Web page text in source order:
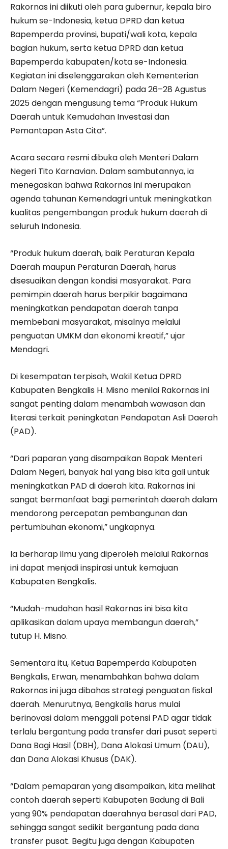
Rakornas ini diikuti oleh para gubernur, kepala biro
hukum se-Indonesia, ketua DPRD dan ketua
Bapemperda provinsi, bupati/wali kota, kepala
bagian hukum, serta ketua DPRD dan ketua
Bapemperda kabupaten/kota se-Indonesia.
Kegiatan ini diselenggarakan oleh Kementerian
Dalam Negeri (Kemendagri) pada 26–28 Agustus
2025 dengan mengusung tema “Produk Hukum
Daerah untuk Kemudahan Investasi dan
Pemantapan Asta Cita”.
Acara secara resmi dibuka oleh Menteri Dalam
Negeri Tito Karnavian. Dalam sambutannya, ia
menegaskan bahwa Rakornas ini merupakan
agenda tahunan Kemendagri untuk meningkatkan
kualitas pengembangan produk hukum daerah di
seluruh Indonesia.
“Produk hukum daerah, baik Peraturan Kepala
Daerah maupun Peraturan Daerah, harus
disesuaikan dengan kondisi masyarakat. Para
pemimpin daerah harus berpikir bagaimana
meningkatkan pendapatan daerah tanpa
membebani masyarakat, misalnya melalui
penguatan UMKM dan ekonomi kreatif,” ujar
Mendagri.
Di kesempatan terpisah, Wakil Ketua DPRD
Kabupaten Bengkalis H. Misno menilai Rakornas ini
sangat penting dalam menambah wawasan dan
literasi terkait peningkatan Pendapatan Asli Daerah
(PAD).
“Dari paparan yang disampaikan Bapak Menteri
Dalam Negeri, banyak hal yang bisa kita gali untuk
meningkatkan PAD di daerah kita. Rakornas ini
sangat bermanfaat bagi pemerintah daerah dalam
mendorong percepatan pembangunan dan
pertumbuhan ekonomi,” ungkapnya.
Ia berharap ilmu yang diperoleh melalui Rakornas
ini dapat menjadi inspirasi untuk kemajuan
Kabupaten Bengkalis.
“Mudah-mudahan hasil Rakornas ini bisa kita
aplikasikan dalam upaya membangun daerah,”
tutup H. Misno.
Sementara itu, Ketua Bapemperda Kabupaten
Bengkalis, Erwan, menambahkan bahwa dalam
Rakornas ini juga dibahas strategi penguatan fiskal
daerah. Menurutnya, Bengkalis harus mulai
berinovasi dalam menggali potensi PAD agar tidak
terlalu bergantung pada transfer dari pusat seperti
Dana Bagi Hasil (DBH), Dana Alokasi Umum (DAU),
dan Dana Alokasi Khusus (DAK).
“Dalam pemaparan yang disampaikan, kita melihat
contoh daerah seperti Kabupaten Badung di Bali
yang 90% pendapatan daerahnya berasal dari PAD,
sehingga sangat sedikit bergantung pada dana
transfer pusat. Begitu juga dengan Kabupaten